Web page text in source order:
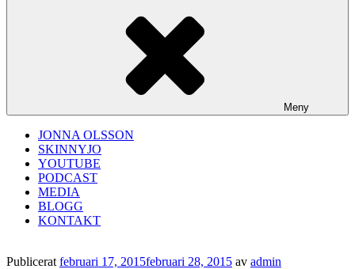
Meny
JONNA OLSSON
SKINNYJO
YOUTUBE
PODCAST
MEDIA
BLOGG
KONTAKT
Publicerat februari 17, 2015februari 28, 2015 av admin